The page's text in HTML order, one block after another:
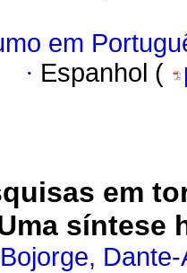
em
· Espanhol (
em
síntese